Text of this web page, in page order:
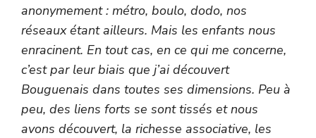
anonymement : métro, boulo, dodo, nos
réseaux étant ailleurs. Mais les enfants nous
enracinent. En tout cas, en ce qui me concerne,
c’est par leur biais que j’ai découvert
Bouguenais dans toutes ses dimensions. Peu à
peu, des liens forts se sont tissés et nous
avons découvert, la richesse associative, les